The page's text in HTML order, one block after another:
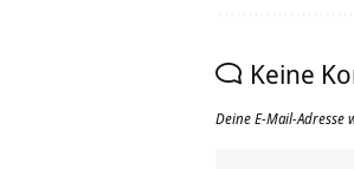
Keine
Deine E-Mail-